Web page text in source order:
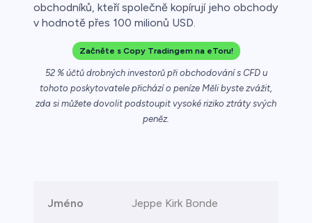
obchodníků, kteří společně kopírují jeho obchody
v hodnotě přes 100 milionů USD.
Začněte s Copy Tradingem na eToru!
52 % účtů drobných investorů při obchodování s CFD u
tohoto poskytovatele přichází o peníze Měli byste zvážit,
zda si můžete dovolit podstoupit vysoké riziko ztráty svých
peněz.
Jméno Jeppe Kirk Bonde